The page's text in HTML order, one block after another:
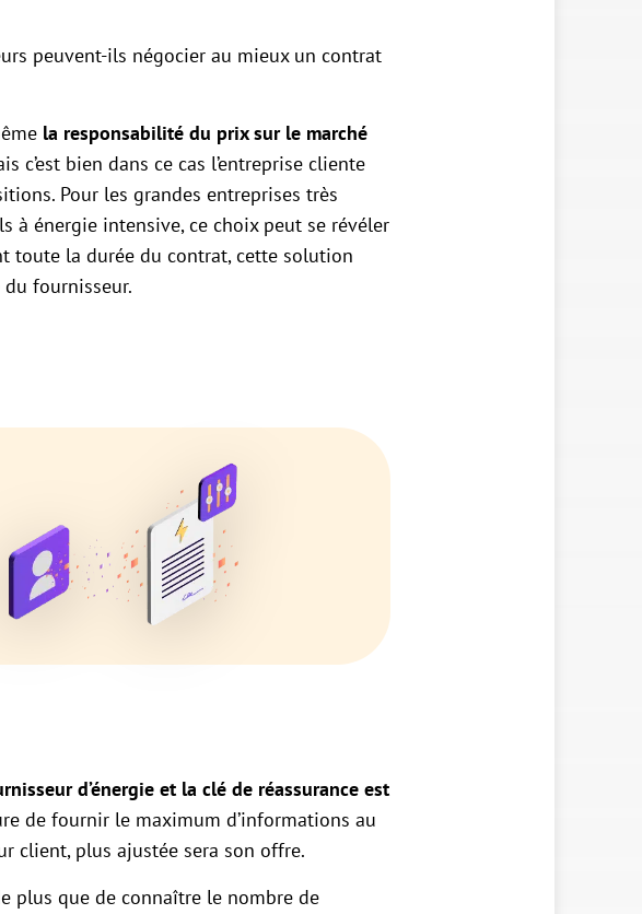
peuvent-ils négocier au mieux un contrat
la responsabilité du prix sur le marché
c’est bien dans ce cas l’entreprise cliente
Pour les grandes entreprises très
énergie intensive, ce choix peut se révéler
toute la durée du contrat, cette solution
fournisseur.
d’énergie et la clé de réassurance est
de fournir le maximum d’informations au
client, plus ajustée sera son offre.
plus que de connaître le nombre de